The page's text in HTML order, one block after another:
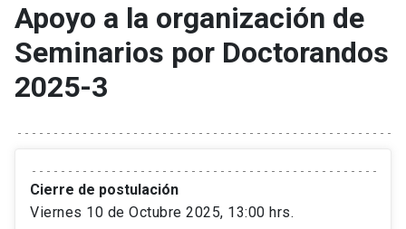
Apoyo a la organización de
Seminarios por Doctorandos
2025-3
Cierre de postulación
Viernes 10 de Octubre 2025, 13:00 hrs.